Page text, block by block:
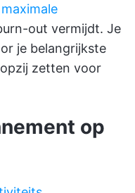
maximale
out vermijdt. Je
je belangrijkste
zetten voor
op